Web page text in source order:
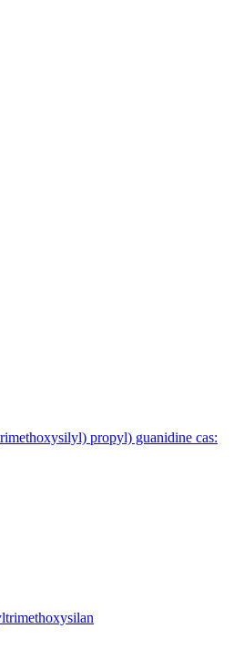
propyl) guanidine cas: